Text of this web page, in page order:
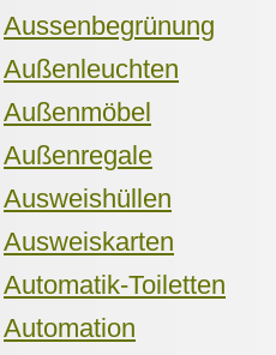
Aussenbegrünung
Außenleuchten
Außenmöbel
Außenregale
Ausweishüllen
Ausweiskarten
Automatik-Toiletten
Automation